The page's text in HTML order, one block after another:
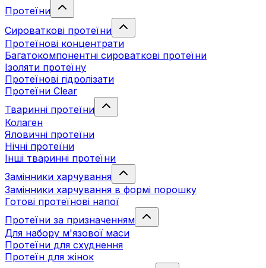
Протеїни
Сироваткові протеїни
Протеїнові концентрати
Багатокомпонентні сироваткові протеїни
Ізоляти протеїну
Протеїнові гідролізати
Протеїни Clear
Тваринні протеїни
Колаген
Яловичні протеїни
Нічні протеїни
Інші тваринні протеїни
Замінники харчування
Замінники харчування в формі порошку
Готові протеїнові напої
Протеїни за призначенням
Для набору м'язової маси
Протеїни для схуднення
Протеїн для жінок